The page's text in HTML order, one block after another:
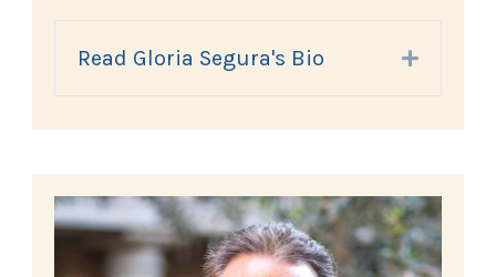
Read Gloria Segura's Bio Expand